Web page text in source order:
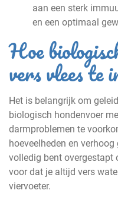
aan een sterk
en een optimaal
Hoe
vers vlees te
Het is belangrijk om
biologisch hondenvoer
darmproblemen te
hoeveelheden en
volledig bent overgestapt
voor dat je altijd vers
viervoeter.